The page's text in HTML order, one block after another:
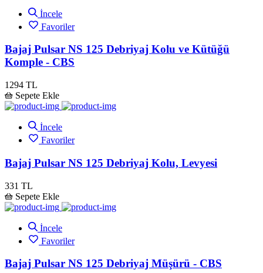
İncele
Favoriler
Bajaj Pulsar NS 125 Debriyaj Kolu ve Kütüğü
Komple - CBS
1294 TL
Sepete Ekle
İncele
Favoriler
Bajaj Pulsar NS 125 Debriyaj Kolu, Levyesi
331 TL
Sepete Ekle
İncele
Favoriler
Bajaj Pulsar NS 125 Debriyaj Müşürü - CBS